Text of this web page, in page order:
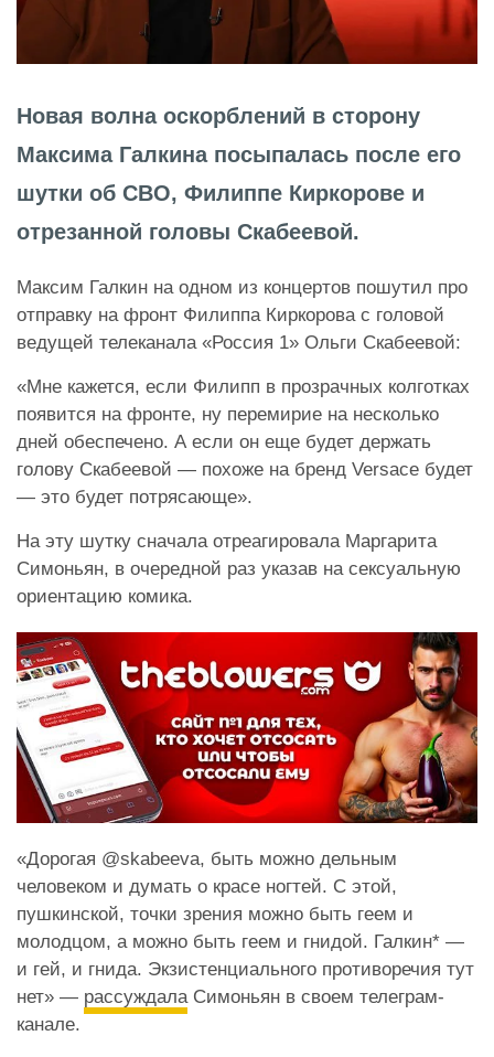
Новая волна оскорблений в сторону
Максима Галкина посыпалась после его
шутки об СВО, Филиппе Киркорове и
отрезанной головы Скабеевой.
Максим Галкин на одном из концертов пошутил про
отправку на фронт Филиппа Киркорова с головой
ведущей телеканала «Россия 1» Ольги Скабеевой:
«Мне кажется, если Филипп в прозрачных колготках
появится на фронте, ну перемирие на несколько
дней обеспечено. А если он еще будет держать
голову Скабеевой — похоже на бренд Versace будет
— это будет потрясающе».
На эту шутку cначала отреагировала Маргарита
Симоньян, в очередной раз указав на сексуальную
ориентацию комика.
«Дорогая @skabeeva, быть можно дельным
человеком и думать о красе ногтей. С этой,
пушкинской, точки зрения можно быть геем и
молодцом, а можно быть геем и гнидой. Галкин* —
и гей, и гнида. Экзистенциального противоречия тут
нет» — рассуждалаСимоньян в своем телеграм-
канале.